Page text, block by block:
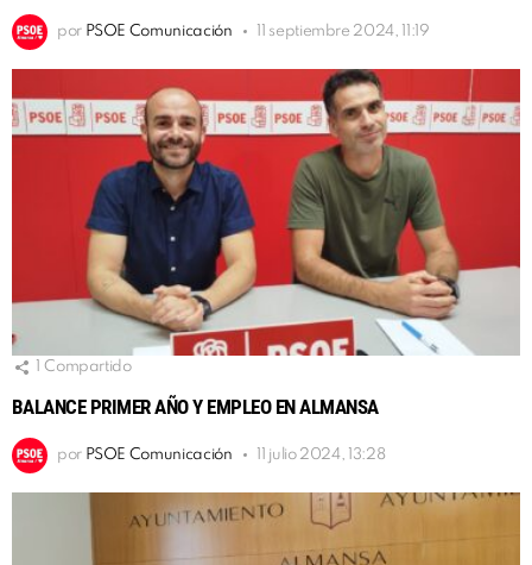
por PSOE Comunicación 11 septiembre 2024, 11:19
Compartido
BALANCE PRIMER AÑO Y EMPLEO EN ALMANSA
por PSOE Comunicación 11 julio 2024, 13:28